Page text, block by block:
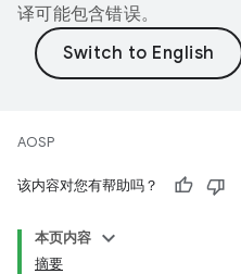
译可能包含错误。
AOSP
该内容对您有帮助吗？
本页内容
摘要